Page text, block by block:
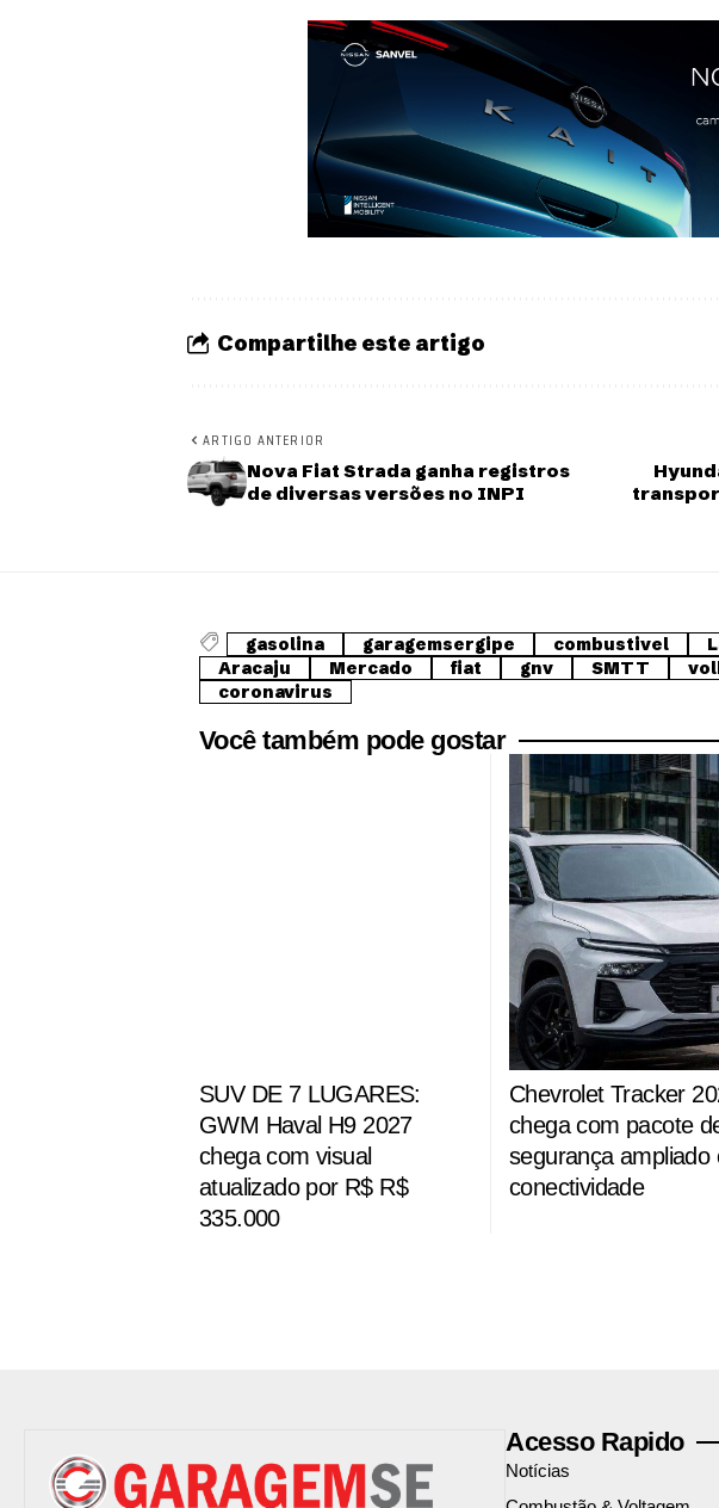
Compartilhe este artigo
ARTIGO ANTERIOR
Nova Fiat Strada ganha registros
de diversas versões no INPI
gasolina garagemsergipe combustivel
Aracaju
Mercado fiat gnv SMTT
coronavirus
Você também pode gostar
SUV DE 7 LUGARES:
GWM Haval H9 2027
chega com visual
atualizado por R$ R$
335.000
Chevrolet Tracker
chega com pacote
segurança ampliado
conectividade
Acesso Rapido
Notícias